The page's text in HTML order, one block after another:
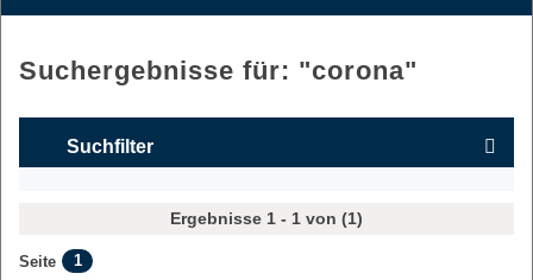
Suchergebnisse für: "corona"
Suchfilter
Ergebnisse 1 - 1 von (1)
Seite
1